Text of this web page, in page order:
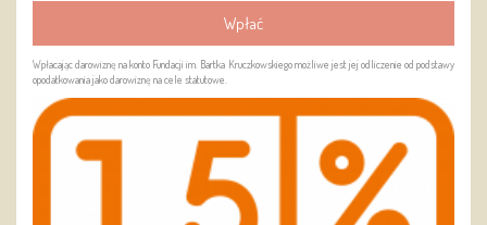
Wpłacając darowiznę na konto Fundacji im. Bartka Kruczkowskiego możliwe jest jej odliczenie od podstawy
opodatkowania jako darowiznę na cele statutowe.